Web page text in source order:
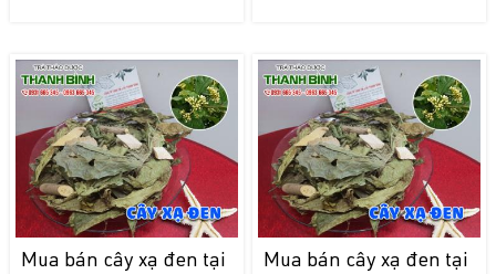
Mua bán cây xạ đen tại
Mua bán cây xạ đen tại